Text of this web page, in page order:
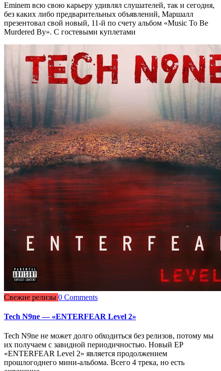
Eminem всю свою карьеру удивлял слушателей, так и сегодня,
без каких либо предварительных объявлений, Маршалл
презентовал свой новый, 11-й по счету альбом «Music To Be
Murdered By». С гостевыми куплетами
Свежие релизы 0 Comments
Tech N9ne — «ENTERFEAR Level 2»
Tech N9ne не может долго обходиться без релизов, потому мы
их получаем с завидной периодичностью. Новый EP
«ENTERFEAR Level 2» является продолжением
прошлогоднего мини-альбома. Всего 4 трека, но есть